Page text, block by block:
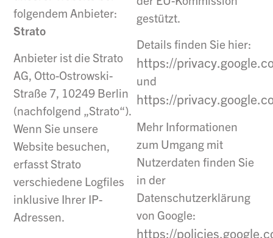
folgendem Anbieter:
Strato
Anbieter ist die Strato
AG, Otto-Ostrowski-
Straße 7, 10249 Berlin
(nachfolgend „Strato“).
Wenn Sie unsere
Website besuchen,
erfasst Strato
verschiedene Logfiles
inklusive Ihrer IP-
Adressen.
gestützt.
Details finden Sie hier:
https://
und
https://
Mehr Informationen
zum Umgang mit
Nutzerdaten finden Sie
in der
Datenschutzerklärung
von Google:
https://